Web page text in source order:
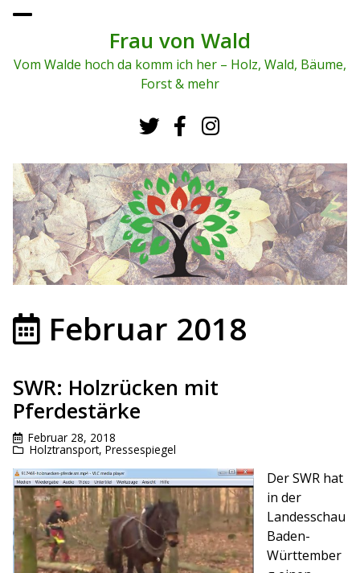
To
me
Frau von Wald
Vom Walde hoch da komm ich her – Holz, Wald, Bäume,
Forst & mehr
Februar 2018
SWR: Holzrücken mit
Pferdestärke
Februar 28, 2018
Holztransport, Pressespiegel
Der SWR hat
in der
Landesschau
Baden-
Württember